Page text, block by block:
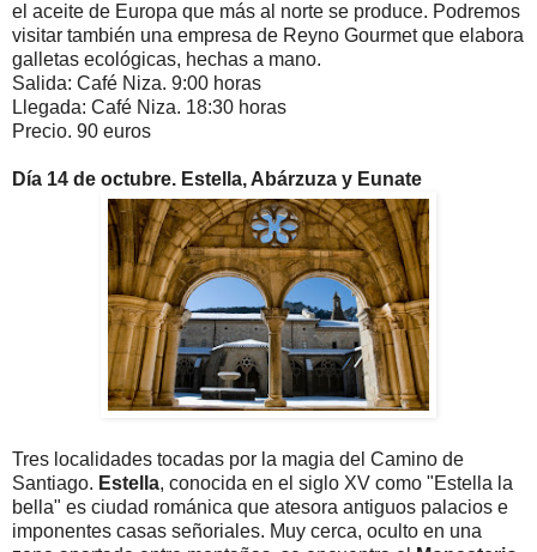
el aceite de Europa que más al norte se produce. Podremos
visitar también una empresa de Reyno Gourmet que elabora
galletas ecológicas, hechas a mano.
Salida: Café Niza. 9:00 horas
Llegada: Café Niza. 18:30 horas
Precio. 90 euros
Día 14 de octubre. Estella, Abárzuza y Eunate
Tres localidades tocadas por la magia del Camino de
Santiago. Estella, conocida en el siglo XV como "Estella la
bella" es ciudad románica que atesora antiguos palacios e
imponentes casas señoriales. Muy cerca, oculto en una